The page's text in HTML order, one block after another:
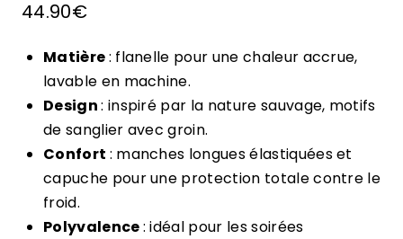
44.90€
Matière: flanelle pour une chaleur accrue,
lavable en machine.
Design: inspiré par la nature sauvage, motifs
de sanglier avec groin.
Confort : manches longues élastiquées et
capuche pour une protection totale contre le
froid.
Polyvalence: idéal pour les soirées